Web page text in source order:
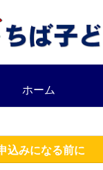
ホーム
込みになる前に